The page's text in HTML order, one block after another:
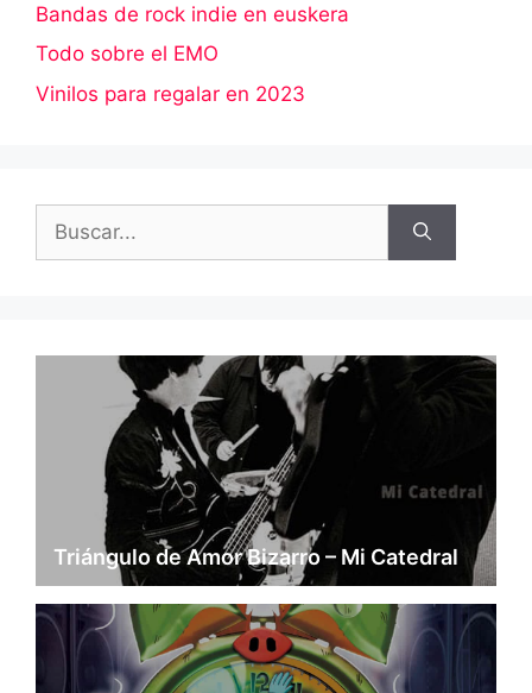
Bandas de rock indie en euskera
Todo sobre el EMO
Vinilos para regalar en 2023
Triángulo de Amor Bizarro – Mi Catedral